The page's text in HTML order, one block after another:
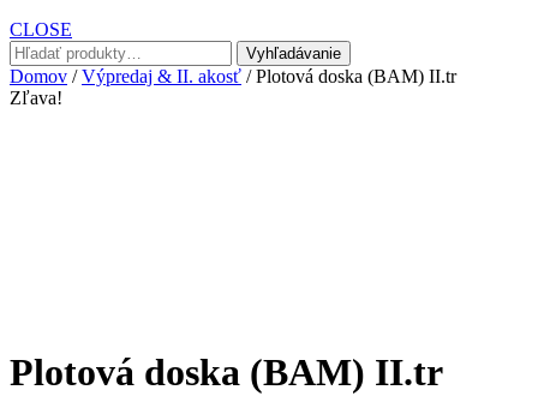
CLOSE
Hľadať:
Vyhľadávanie
Domov /Výpredaj & II. akosť / Plotová doska (BAM) II.tr
Zľava!
Plotová doska (BAM) II.tr